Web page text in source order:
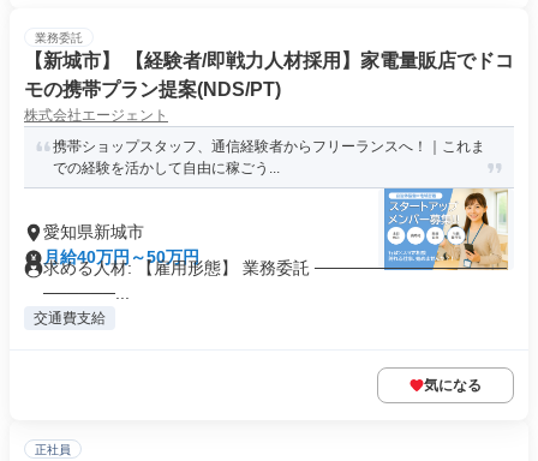
業務委託
【新城市】 【経験者/即戦力人材採用】家電量販店でドコ
モの携帯プラン提案(NDS/PT)
株式会社エージェント
携帯ショップスタッフ、通信経験者からフリーランスへ！｜これま
での経験を活かして自由に稼ごう...
愛知県新城市
月給40万円～50万円
求める人材: 【雇用形態】 業務委託 ────────────────
──────...
交通費支給
気になる
正社員